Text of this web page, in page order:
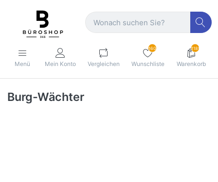
Menü Mein Konto Vergleichen
160
Wunschliste
1189
Warenkorb
Burg-Wächter